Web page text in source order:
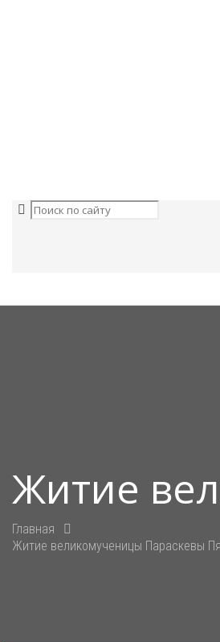
Житие
Главная
Житие великомученицы Параскевы